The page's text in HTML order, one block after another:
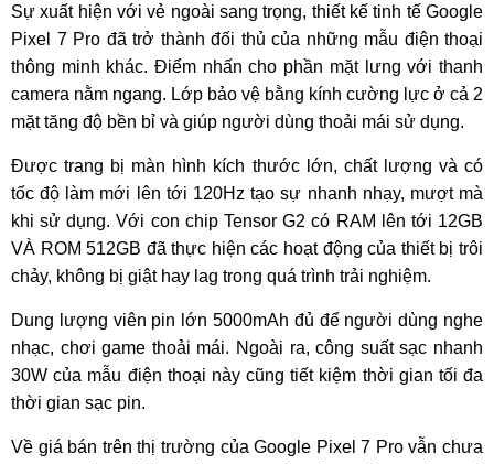
Sự xuất hiện với vẻ ngoài sang trọng, thiết kế tinh tế Google
Pixel 7 Pro đã trở thành đối thủ của những mẫu điện thoại
thông minh khác. Điểm nhấn cho phần mặt lưng với thanh
camera nằm ngang. Lớp bảo vệ bằng kính cường lực ở cả 2
mặt tăng độ bền bỉ và giúp người dùng thoải mái sử dụng.
Được trang bị màn hình kích thước lớn, chất lượng và có
tốc độ làm mới lên tới 120Hz tạo sự nhanh nhạy, mượt mà
khi sử dụng. Với con chip Tensor G2 có RAM lên tới 12GB
VÀ ROM 512GB đã thực hiện các hoạt động của thiết bị trôi
chảy, không bị giật hay lag trong quá trình trải nghiệm.
Dung lượng viên pin lớn 5000mAh đủ để người dùng nghe
nhạc, chơi game thoải mái. Ngoài ra, công suất sạc nhanh
30W của mẫu điện thoại này cũng tiết kiệm thời gian tối đa
thời gian sạc pin.
Về giá bán trên thị trường của Google Pixel 7 Pro vẫn chưa